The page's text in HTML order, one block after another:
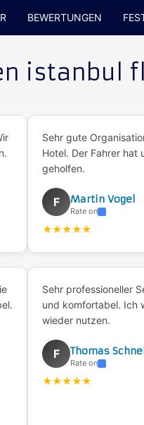
BEWERTUNGEN
istanbul
Sehr gute
Hotel. Der Fahrer hat
geholfen.
F Martin Vogel
Rate on
★★★★★
Sehr professioneller
und komfortabel. Ich
wieder nutzen.
F Thomas
Rate on
★★★★★